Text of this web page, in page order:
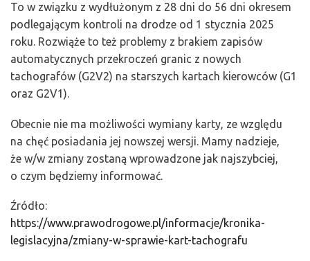
To w związku z wydłużonym z 28 dni do 56 dni okresem
podlegającym kontroli na drodze od 1 stycznia 2025
roku. Rozwiąże to też problemy z brakiem zapisów
automatycznych przekroczeń granic z nowych
tachografów (G2V2) na starszych kartach kierowców (G1
oraz G2V1).
Obecnie nie ma możliwości wymiany karty, ze względu
na chęć posiadania jej nowszej wersji. Mamy nadzieje,
że w/w zmiany zostaną wprowadzone jak najszybciej,
o czym będziemy informować.
Źródło:
https://www.prawodrogowe.pl/informacje/kronika-
legislacyjna/zmiany-w-sprawie-kart-tachografu